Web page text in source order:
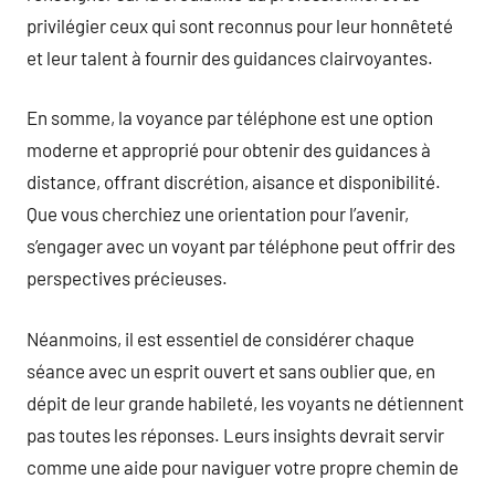
privilégier ceux qui sont reconnus pour leur honnêteté
et leur talent à fournir des guidances clairvoyantes.
En somme, la voyance par téléphone est une option
moderne et approprié pour obtenir des guidances à
distance, offrant discrétion, aisance et disponibilité.
Que vous cherchiez une orientation pour l’avenir,
s’engager avec un voyant par téléphone peut offrir des
perspectives précieuses.
Néanmoins, il est essentiel de considérer chaque
séance avec un esprit ouvert et sans oublier que, en
dépit de leur grande habileté, les voyants ne détiennent
pas toutes les réponses. Leurs insights devrait servir
comme une aide pour naviguer votre propre chemin de